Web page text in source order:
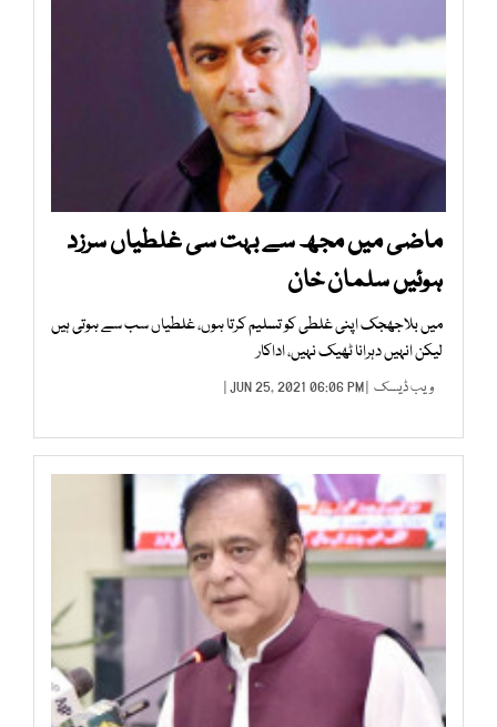
ماضی میں مجھ سے بہت سی غلطیاں سرزد
ہوئیں سلمان خان
میں بلاجھجک اپنی غلطی کو تسلیم کرتا ہوں، غلطیاں سب سے ہوتی ہیں
لیکن انہیں دہرانا ٹھیک نہیں، اداکار
ویب ڈیسک | JUN 25, 2021 06:06 PM |